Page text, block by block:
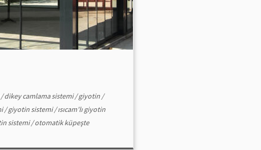
/dikey camlama sistemi/giyotin /
/giyotin sistemi/ısıcam'lı giyotin
sistemi/otomatik küpeşte